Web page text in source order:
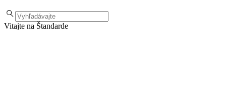
Vitajte na Štandarde